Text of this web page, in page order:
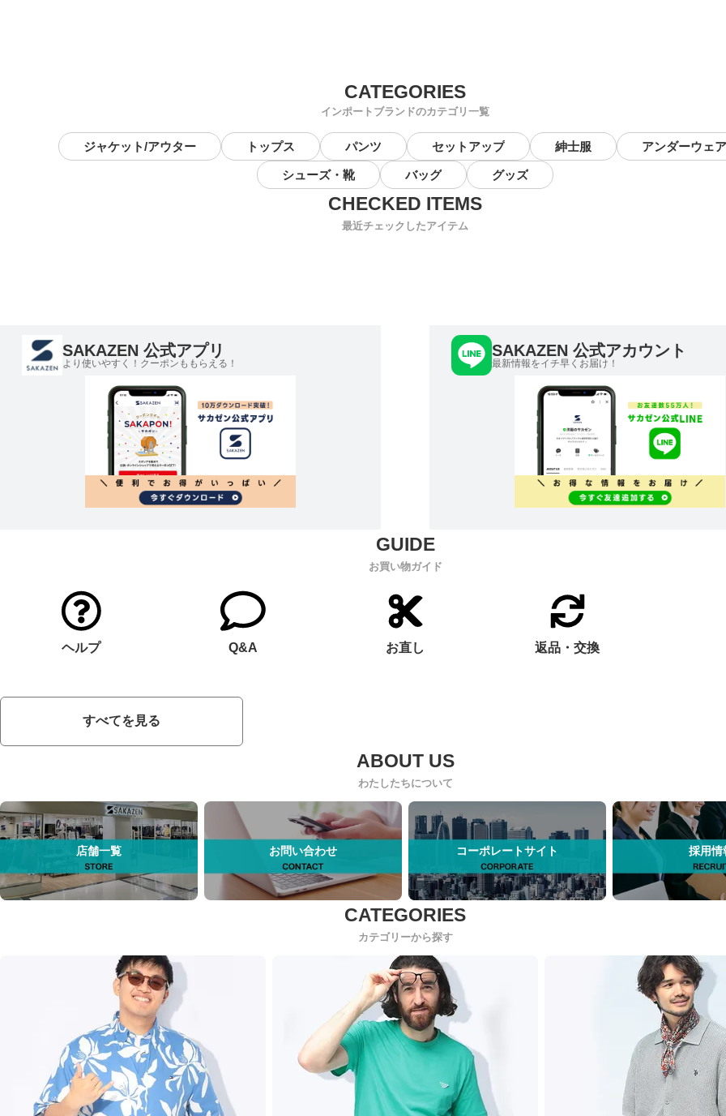
インポートブランドのカテゴリ一覧
ジャケット/アウター トップス パンツ セットアップ 紳士服 アンダーウェア
シューズ・靴 バッグ グッズ
最近チェックしたアイテム
SAKAZEN 公式アプリ
より使いやすく！クーポンももらえる！
SAKAZEN 公式アカウント
最新情報をイチ早くお届け！
お買い物ガイド
ヘルプ Q&A お直し 返品・交換
すべてを見る
わたしたちについて
店舗一覧 お問い合わせ コーポレートサイト 採用情
カテゴリーから探す